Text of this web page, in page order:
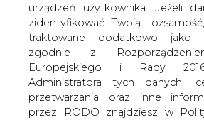
urządzeń użytkownika. Jeżeli
zidentyfikować Twoją
traktowane dodatkowo jako
zgodnie z
Europejskiego i Rady
Administratora tych danych,
przetwarzania oraz inne
przez RODO znajdziesz w